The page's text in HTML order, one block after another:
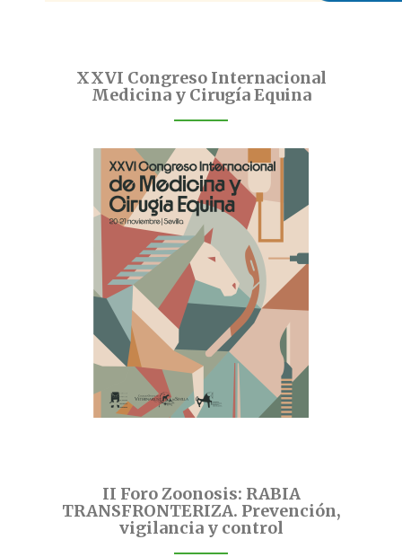
XXVI Congreso Internacional
Medicina y Cirugía Equina
II Foro Zoonosis: RABIA
TRANSFRONTERIZA. Prevención,
vigilancia y control